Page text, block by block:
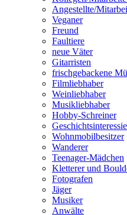
Angestellte/
Veganer
Freund
Faultiere
neue Väter
Gitarristen
frischgebackene
Filmliebhaber
Weinliebhaber
Musikliebhaber
Hobby-Schreiner
Wohnmobilbesitzer
Wanderer
Teenager-Mädchen
Kletterer und
Fotografen
Jäger
Musiker
Anwälte